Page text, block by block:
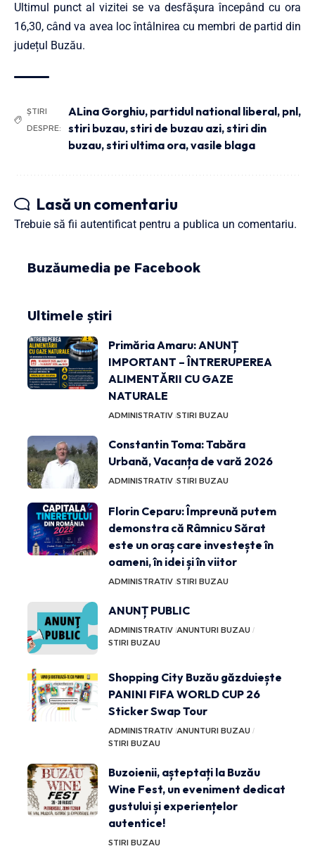
Ultimul punct al vizitei se va desfăşura începând cu ora
16,30, când va avea loc întâlnirea cu membri de partid din
județul Buzău.
ȘTIRI
DESPRE:
ALina Gorghiu, partidul national liberal, pnl,
stiri buzau,stiri de buzau azi,stiri din
buzau,stiri ultima ora,vasile blaga
Lasă un comentariu
Trebuie să fii autentificat pentru a publica un comentariu.
Buzăumedia pe Facebook
Ultimele știri
Primăria Amaru: ANUNȚ
IMPORTANT – ÎNTRERUPEREA
ALIMENTĂRII CU GAZE
NATURALE
ADMINISTRATIV STIRI BUZAU
Constantin Toma: Tabăra
Urbană, Vacanța de vară 2026
ADMINISTRATIV STIRI BUZAU
Florin Ceparu: Împreună putem
demonstra că Râmnicu Sărat
este un oraș care investește în
oameni, în idei și în viitor
ADMINISTRATIV STIRI BUZAU
ANUNȚ PUBLIC
ADMINISTRATIV ANUNTURI BUZAU
STIRI BUZAU
Shopping City Buzău găzduiește
PANINI FIFA WORLD CUP 26
Sticker Swap Tour
ADMINISTRATIV ANUNTURI BUZAU
STIRI BUZAU
Buzoienii, așteptați la Buzău
Wine Fest, un eveniment dedicat
gustului și experiențelor
autentice!
STIRI BUZAU